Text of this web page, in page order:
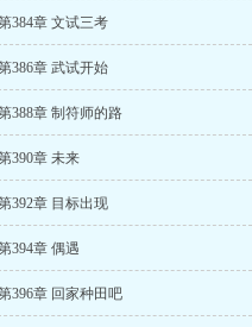
384章 文试三考
386章 武试开始
388章 制符师的路
390章 未来
392章 目标出现
394章 偶遇
396章 回家种田吧